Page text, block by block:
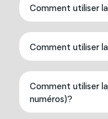
Comment utiliser
Comment utiliser
Comment utiliser
numéros)?